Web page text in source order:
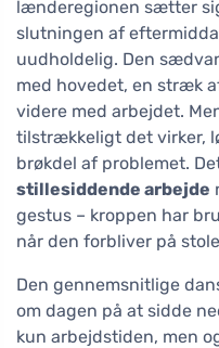
lænderegionen sætter
slutningen af
uudholdelig. Den
med hovedet, en stræk
videre med arbejdet.
tilstrækkeligt det virker,
brøkdel af problemet.
stillesiddende arbejde
gestus – kroppen har
når den forbliver på
Den gennemsnitlige
om dagen på at sidde
kun arbejdstiden, men